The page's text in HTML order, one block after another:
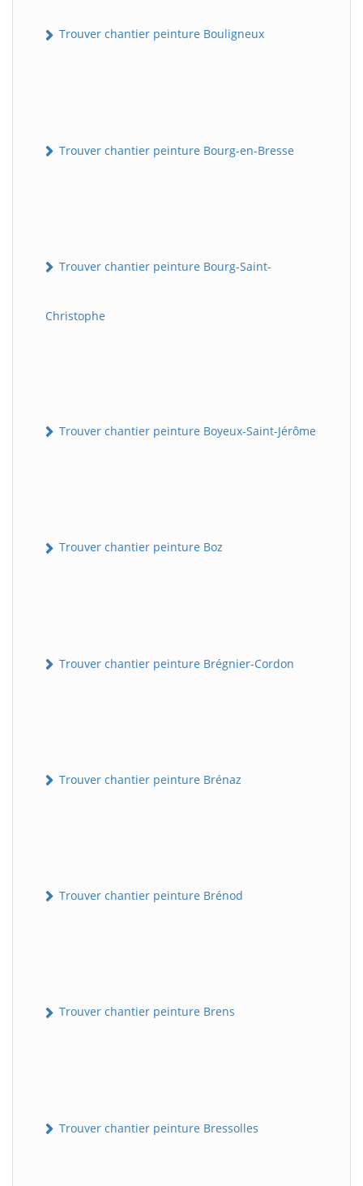
Trouver chantier peinture Bouligneux
Trouver chantier peinture Bourg-en-Bresse
Trouver chantier peinture Bourg-Saint-
Christophe
Trouver chantier peinture Boyeux-Saint-Jérôme
Trouver chantier peinture Boz
Trouver chantier peinture Brégnier-Cordon
Trouver chantier peinture Brénaz
Trouver chantier peinture Brénod
Trouver chantier peinture Brens
Trouver chantier peinture Bressolles